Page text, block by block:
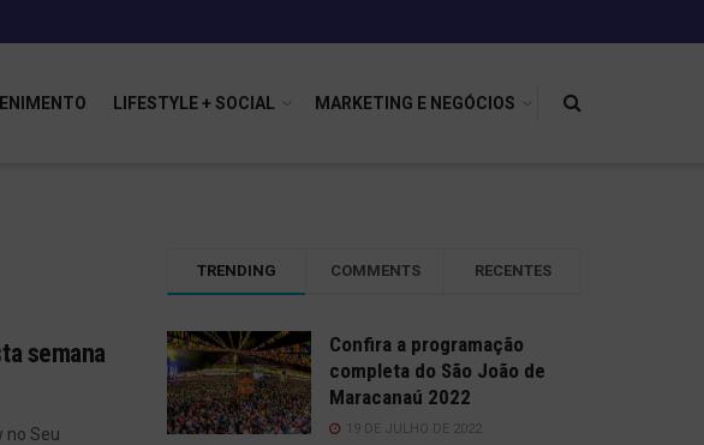
LIFESTYLE + SOCIAL MARKETING E NEGÓCIOS
semana
no Seu
TRENDING COMMENTS RECENTES
Confira a programação
completa do São João de
Maracanaú 2022
19 DE JULHO DE 2022